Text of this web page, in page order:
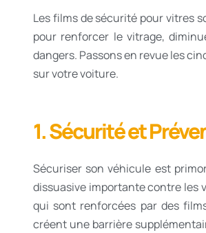
Les films de sécurité pour vitres
pour renforcer le vitrage,
dangers. Passons en revue les
sur votre voiture.
1. Sécurité et
Sécuriser son véhicule est
dissuasive importante contre les
qui sont renforcées par des
créent une barrière